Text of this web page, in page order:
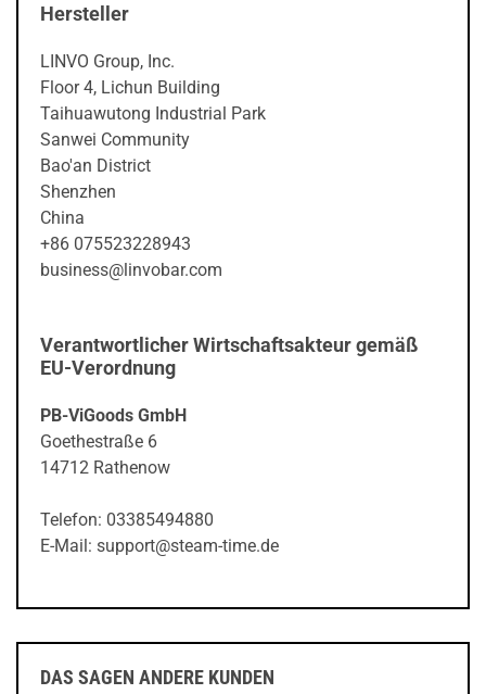
Hersteller
LINVO Group, Inc.
Floor 4, Lichun Building
Taihuawutong Industrial Park
Sanwei Community
Bao'an District
Shenzhen
China
+86 075523228943
business@linvobar.com
Verantwortlicher Wirtschaftsakteur gemäß
EU-Verordnung
PB-ViGoods GmbH
Goethestraße 6
14712 Rathenow
Telefon: 03385494880
E-Mail: support@steam-time.de
DAS SAGEN ANDERE KUNDEN